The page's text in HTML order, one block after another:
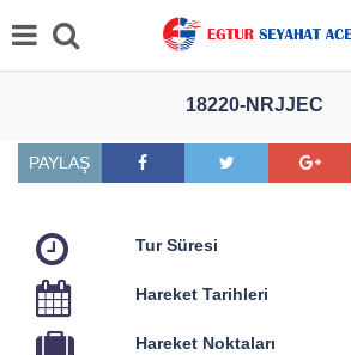
18220-NRJJEC
PAYLAŞ
Tur Süresi
Hareket Tarihleri
Hareket Noktaları